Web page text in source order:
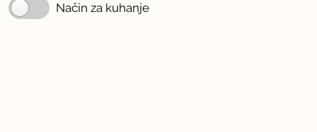
Način za kuhanje